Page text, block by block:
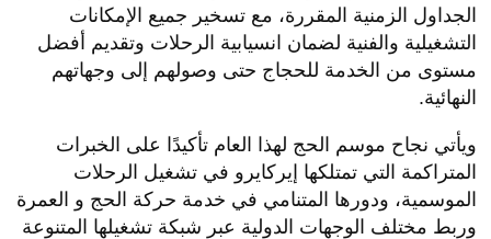
الجداول الزمنية المقررة، مع تسخير جميع الإمكانات
التشغيلية والفنية لضمان انسيابية الرحلات وتقديم أفضل
مستوى من الخدمة للحجاج حتى وصولهم إلى وجهاتهم
النهائية.
ويأتي نجاح موسم الحج لهذا العام تأكيدًا على الخبرات
المتراكمة التي تمتلكها إيركايرو في تشغيل الرحلات
الموسمية، ودورها المتنامي في خدمة حركة الحج و العمرة
وربط مختلف الوجهات الدولية عبر شبكة تشغيلها المتنوعة